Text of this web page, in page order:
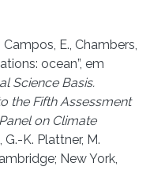
Campos, E., Chambers,
ocean”, em
Science Basis.
the Fifth Assessment
on Climate
G.-K. Plattner, M.
New York,